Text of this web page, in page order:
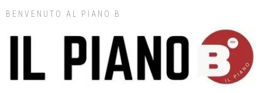
BENVENUTO AL PIANO B